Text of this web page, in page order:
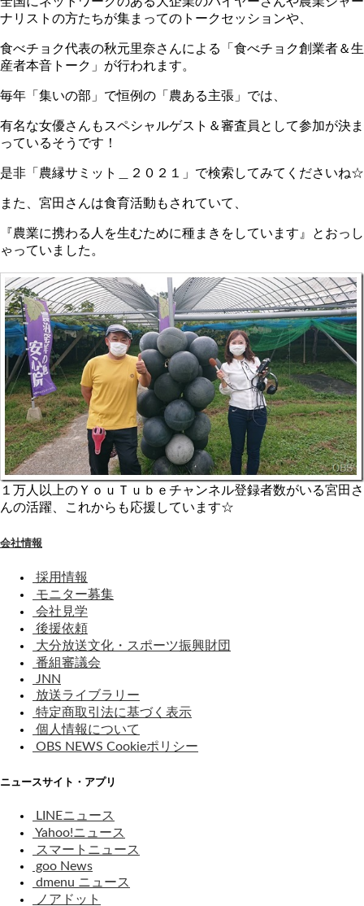
ナリストの方たちが集まってのトークセッションや、
食べチョク代表の秋元里奈さんによる「食べチョク創業者＆生
産者本音トーク」が行われます。
毎年「集いの部」で恒例の「農ある主張」では、
有名な女優さんもスペシャルゲスト＆審査員として参加が決ま
っているそうです！
是非「農縁サミット＿２０２１」で検索してみてくださいね☆
また、宮田さんは食育活動もされていて、
『農業に携わる人を生むために種まきをしています』とおっし
ゃっていました。
１万人以上のＹｏｕＴｕｂｅチャンネル登録者数がいる宮田さ
んの活躍、これからも応援しています☆
会社情報
採用情報
モニター募集
会社見学
後援依頼
大分放送文化・スポーツ振興財団
番組審議会
JNN
放送ライブラリー
特定商取引法に基づく表示
個人情報について
OBS NEWS Cookieポリシー
ニュースサイト・アプリ
LINEニュース
Yahoo!ニュース
スマートニュース
goo News
dmenu ニュース
ノアドット